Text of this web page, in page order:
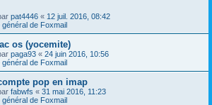
pat4446 « 12 juil. 2016, 08:42
général de Foxmail
os (yocemite)
paga93 « 24 juin 2016, 10:56
général de Foxmail
pop en imap
fabwfs « 31 mai 2016, 11:23
général de Foxmail